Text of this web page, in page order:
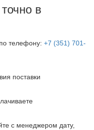
в
телефону: +7 (351) 701-
поставки
с менеджером дату,